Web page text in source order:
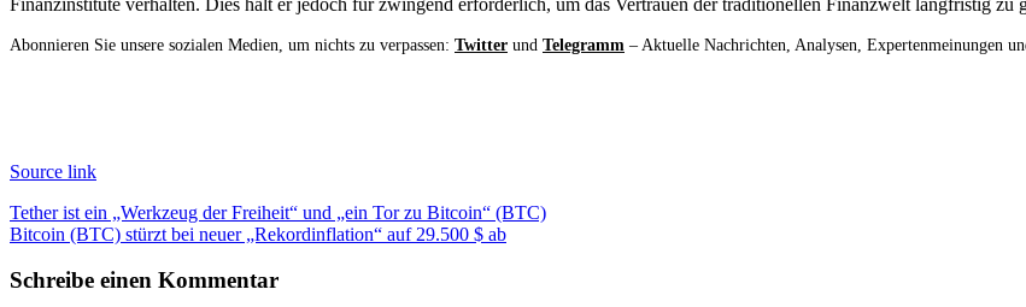
Abonnieren Sie unsere sozialen Medien, um nichts zu verpassen: Twitter und Telegramm – Aktuelle Nachrichten, Analysen, Expertenmeinungen
Source link
Beitragsnavigation
Tether ist ein „Werkzeug der Freiheit“ und „ein Tor zu Bitcoin“ (BTC)
Bitcoin (BTC) stürzt bei neuer „Rekordinflation“ auf 29.500 $ ab
Schreibe einen Kommentar